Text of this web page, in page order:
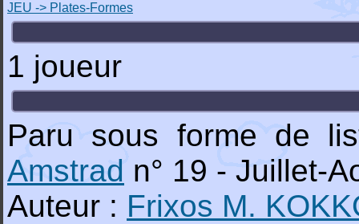
JEU -> Plates-Formes
1 joueur
Paru sous forme de
Amstrad n° 19 - Juillet-
Auteur : Frixos M.